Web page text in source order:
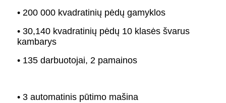
• 200 000 kvadratinių pėdų gamyklos
• 30,140 kvadratinių pėdų 10 klasės švarus
kambarys
• 135 darbuotojai, 2 pamainos
• 3 automatinis pūtimo mašina